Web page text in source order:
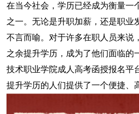
在当今社会，学历已经成为衡量一
之一。无论是升职加薪，还是职业
不言而喻。对于许多在职人员来说
之余提升学历，成为了他们面临的
技术职业学院成人高考函授报名平
提升学历的人们提供了一个便捷、